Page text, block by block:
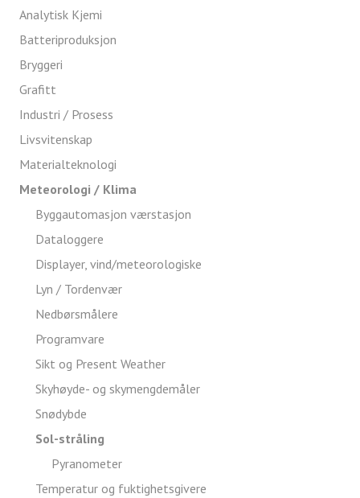
Analytisk Kjemi
Batteriproduksjon
Bryggeri
Grafitt
Industri / Prosess
Livsvitenskap
Materialteknologi
Meteorologi / Klima
Byggautomasjon værstasjon
Dataloggere
Displayer, vind/meteorologiske
Lyn / Tordenvær
Nedbørsmålere
Programvare
Sikt og Present Weather
Skyhøyde- og skymengdemåler
Snødybde
Sol-stråling
Pyranometer
Temperatur og fuktighetsgivere